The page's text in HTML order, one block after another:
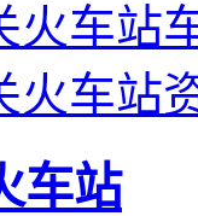
火车站
火车站
车站